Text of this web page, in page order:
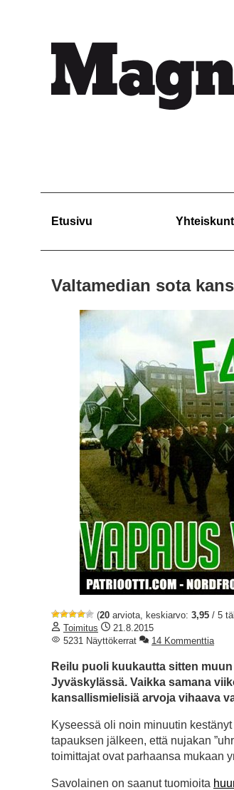
Etusivu
Valtamedian sota
(20 arviota, keskiarvo: 3,95 / 5
Toimitus
21.8.2015
5231 Näyttökerrat
14 Kommenttia
Reilu puoli kuukautta sitten
Jyväskylässä. Vaikka samana
kansallismielisiä arvoja vihaava
Kyseessä oli noin minuutin kestänyt
tapauksen jälkeen, että nujakan
toimittajat ovat parhaansa mukaan
Savolainen on saanut tuomioita